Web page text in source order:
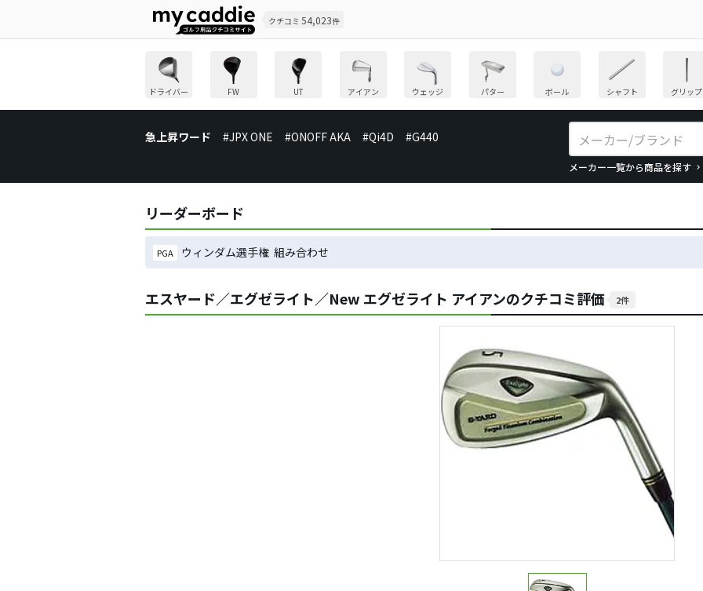
クチコミ 54,023件
ドライバー FW UT アイアン ウェッジ パター ボール シャフト グリップ
急上昇ワード #JPX ONE #ONOFF AKA #Qi4D #G440
メーカー一覧から商品を探す
リーダーボード
PGA ウィンダム選手権 組み合わせ
エスヤード／エグゼライト／New エグゼライト アイアンのクチコミ評価 2件